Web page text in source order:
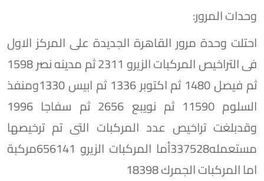
وحدات المرور:
احتلت وحدة مرور القاهرة الجديدة على المركز الاول
فى التراخيص المركبات الزيرو 2311 ثم مدينه نصر 1598
ثم فيصل 1480 ثم اكتوبر 1336 ثم ابيس 1330ومنفذ
السلوم 11590 ثم نويبع 2656 ثم سفاجا 1996
وقدبلغت تراخيص عدد المركبات التى تم ترخيصها
مستعمله337528أما المركبات الزيرو 656141مركبة
اما المركبات الجمرك 18398